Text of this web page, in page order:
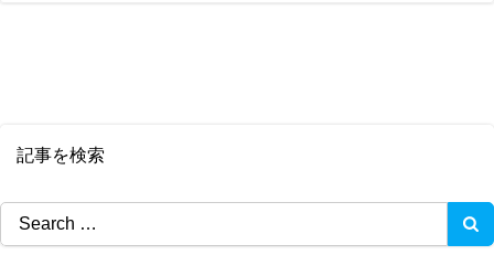
記事を検索
Search
for: